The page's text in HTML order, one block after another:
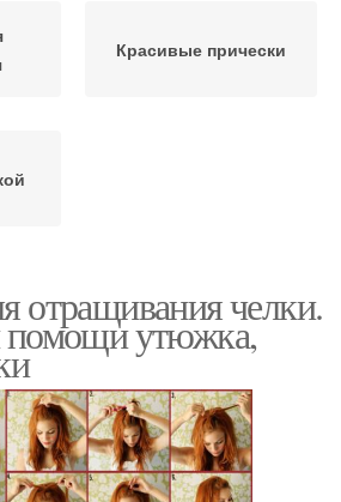
Красивые прически
отращивания челки.
помощи утюжка,